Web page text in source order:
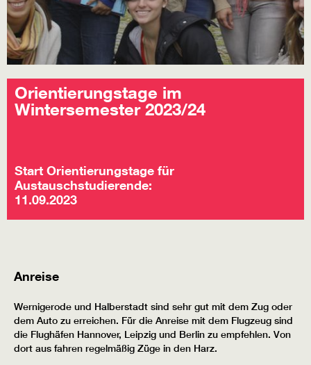
Orientierungstage im
Wintersemester 2023/24
Start Orientierungstage für
Austauschstudierende:
11.09.2023
Anreise
Wernigerode und Halberstadt sind sehr gut mit dem Zug oder
dem Auto zu erreichen. Für die Anreise mit dem Flugzeug sind
die Flughäfen Hannover, Leipzig und Berlin zu empfehlen. Von
dort aus fahren regelmäßig Züge in den Harz.